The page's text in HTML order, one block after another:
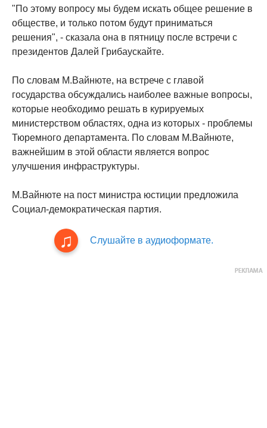
"По этому вопросу мы будем искать общее решение в
обществе, и только потом будут приниматься
решения", - сказала она в пятницу после встречи с
президентов Далей Грибаускайте.
По словам М.Вайнюте, на встрече с главой
государства обсуждались наиболее важные вопросы,
которые необходимо решать в курируемых
министерством областях, одна из которых - проблемы
Тюремного департамента. По словам М.Вайнюте,
важнейшим в этой области является вопрос
улучшения инфраструктуры.
М.Вайнюте на пост министра юстиции предложила
Социал-демократическая партия.
Слушайте в аудиоформате.